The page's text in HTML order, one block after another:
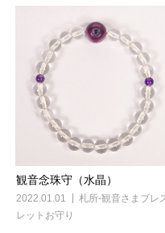
観音念珠守（水晶）
2022.01.01
札所-観音さまブレ
レットお守り